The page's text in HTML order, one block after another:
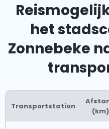
het
Zonnebeke
Transportstation
(km)